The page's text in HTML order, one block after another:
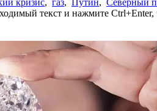
кризис, газ, Путин, Северный
текст и нажмите